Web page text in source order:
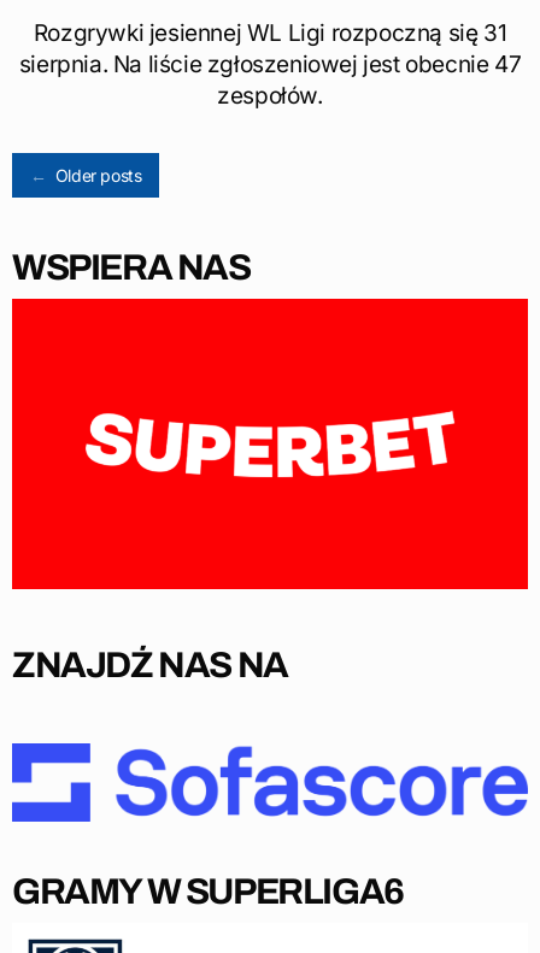
Rozgrywki jesiennej WL Ligi rozpoczną się 31
sierpnia. Na liście zgłoszeniowej jest obecnie 47
zespołów.
Posts
navigation
← Older posts
WSPIERA NAS
ZNAJDŹ NAS NA
GRAMY W SUPERLIGA6